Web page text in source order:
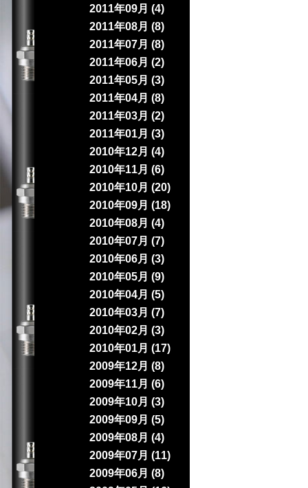
2011年09月 (4)
2011年08月 (8)
2011年07月 (8)
2011年06月 (2)
2011年05月 (3)
2011年04月 (8)
2011年03月 (2)
2011年01月 (3)
2010年12月 (4)
2010年11月 (6)
2010年10月 (20)
2010年09月 (18)
2010年08月 (4)
2010年07月 (7)
2010年06月 (3)
2010年05月 (9)
2010年04月 (5)
2010年03月 (7)
2010年02月 (3)
2010年01月 (17)
2009年12月 (8)
2009年11月 (6)
2009年10月 (3)
2009年09月 (5)
2009年08月 (4)
2009年07月 (11)
2009年06月 (8)